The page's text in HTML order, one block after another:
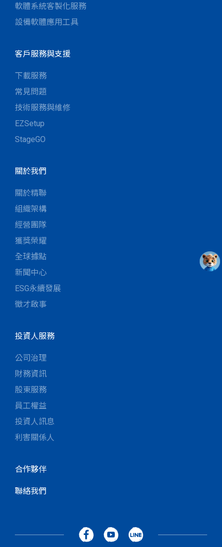
軟體系統客製化服務
設備軟體應用工具
客戶服務與支援
下載服務
常見問題
技術服務與維修
EZSetup
StageGO
關於我們
關於精聯
組織架構
經營團隊
獲獎榮耀
全球據點
新聞中心
ESG永續發展
徵才啟事
投資人服務
公司治理
財務資訊
股東服務
員工權益
投資人訊息
利害關係人
合作夥伴
聯絡我們